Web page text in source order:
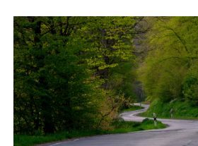
運営会社
ファミリーオフィスとは
関連書籍
メールマガジン登録